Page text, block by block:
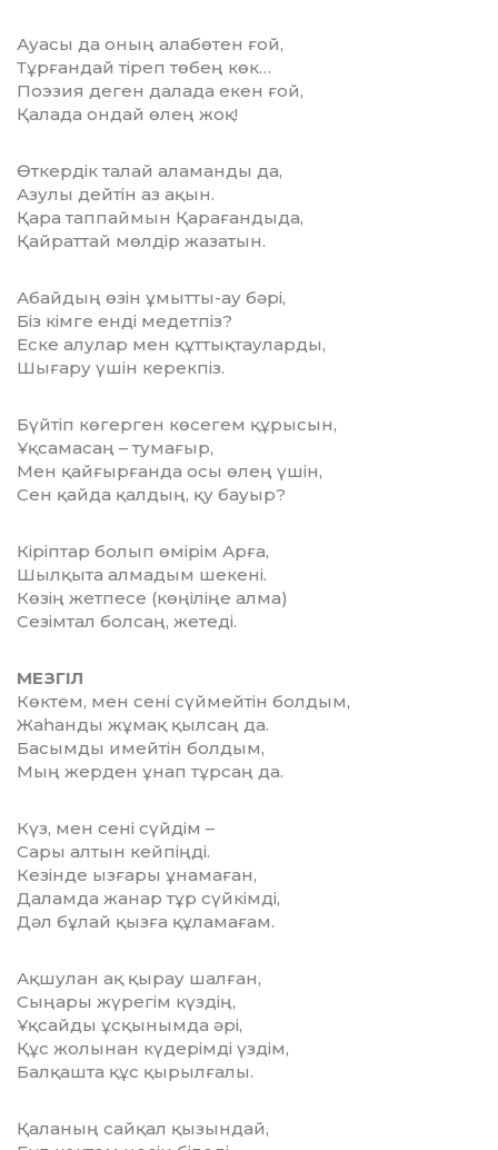
Ауасы да оның алабөтен ғой,
Тұрғандай тіреп төбең көк…
Поэзия деген далада екен ғой,
Қалада ондай өлең жоқ!
Өткердік талай аламанды да,
Азулы дейтін аз ақын.
Қара таппаймын Қарағандыда,
Қайраттай мөлдір жазатын.
Абайдың өзін ұмытты-ау бәрі,
Біз кімге енді медетпіз?
Еске алулар мен құттықтауларды,
Шығару үшін керекпіз.
Бүйтіп көгерген көсегем құрысын,
Ұқсамасаң – тумағыр,
Мен қайғырғанда осы өлең үшін,
Сен қайда қалдың, қу бауыр?
Кіріптар болып өмірім Арға,
Шылқыта алмадым шекені.
Көзің жетпесе (көңіліңе алма)
Сезімтал болсаң, жетеді.
МЕЗГІЛ
Көктем, мен сені сүймейтін болдым,
Жаһанды жұмақ қылсаң да.
Басымды имейтін болдым,
Мың жерден ұнап тұрсаң да.
Күз, мен сені сүйдім –
Сары алтын кейпіңді.
Кезінде ызғары ұнамаған,
Даламда жанар тұр сүйкімді,
Дәл бұлай қызға құламағам.
Ақшулан ақ қырау шалған,
Сыңары жүрегім күздің,
Ұқсайды ұсқынымда әрі,
Құс жолынан күдерімді үздім,
Балқашта құс қырылғалы.
Қаланың сайқал қызындай,